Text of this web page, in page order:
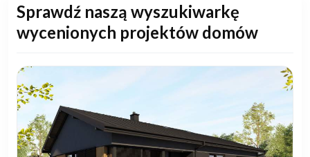
Sprawdź naszą wyszukiwarkę
wycenionych projektów domów